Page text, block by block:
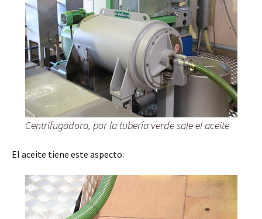
Centrifugadora, por la tubería verde sale el aceite
El aceite tiene este aspecto: